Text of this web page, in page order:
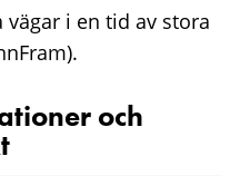
i en tid av stora
och